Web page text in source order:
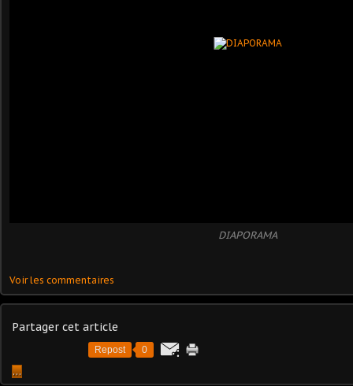
DIAPORAMA
Voir les commentaires
Partager cet article
Repost 0
…